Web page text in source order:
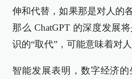
伸和代替，如果那是对人的
那么 ChatGPT 的深度发展
识的“取代”，可能意味着对人
智能发展表明，数字经济